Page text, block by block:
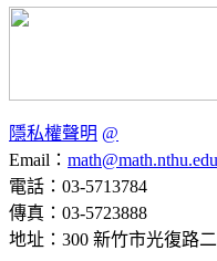
隱私權聲明 @
Email：
電話：03-5713784
傳真：03-5723888
地址：300 新竹市光復路